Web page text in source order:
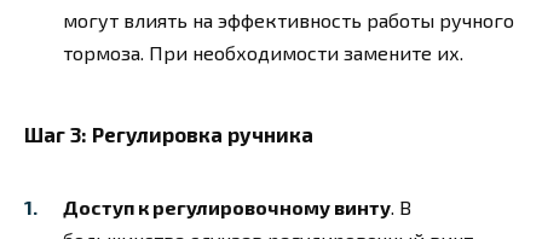
могут влиять на эффективность работы ручного
тормоза. При необходимости замените их.
Шаг 3: Регулировка ручника
Доступ к регулировочному винту . В